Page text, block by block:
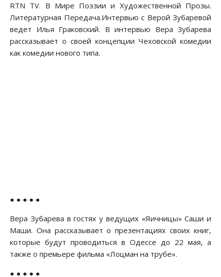
RTN TV. В Мире Поэзии и Художественной Прозы.
Литературная Передача.Интервью с Верой Зубаревой
ведет Илья Граковский. В интервью Вера Зубарева
рассказывает о своей концепции Чеховской комедии
как комедии нового типа.
● ● ● ● ●
Вера Зубарева в гостях у ведущих «Яичницы» Саши и
Маши. Она рассказывает о презентациях своих книг,
которые будут проводиться в Одессе до 22 мая, а
также о премьере фильма «Лоцман на трубе».
● ● ● ● ●